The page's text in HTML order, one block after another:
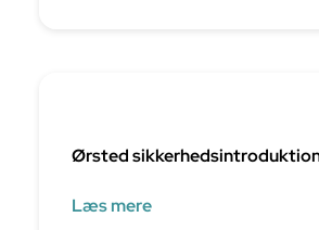
Ørsted
Læs mere